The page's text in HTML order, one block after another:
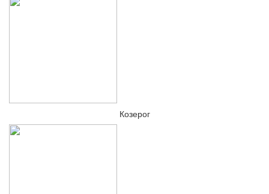
Козерог